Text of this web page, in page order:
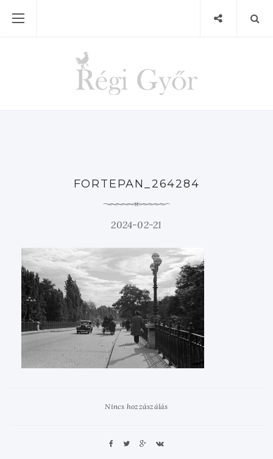
FORTEPAN_264284
2024-02-21
Nincs hozzászálás